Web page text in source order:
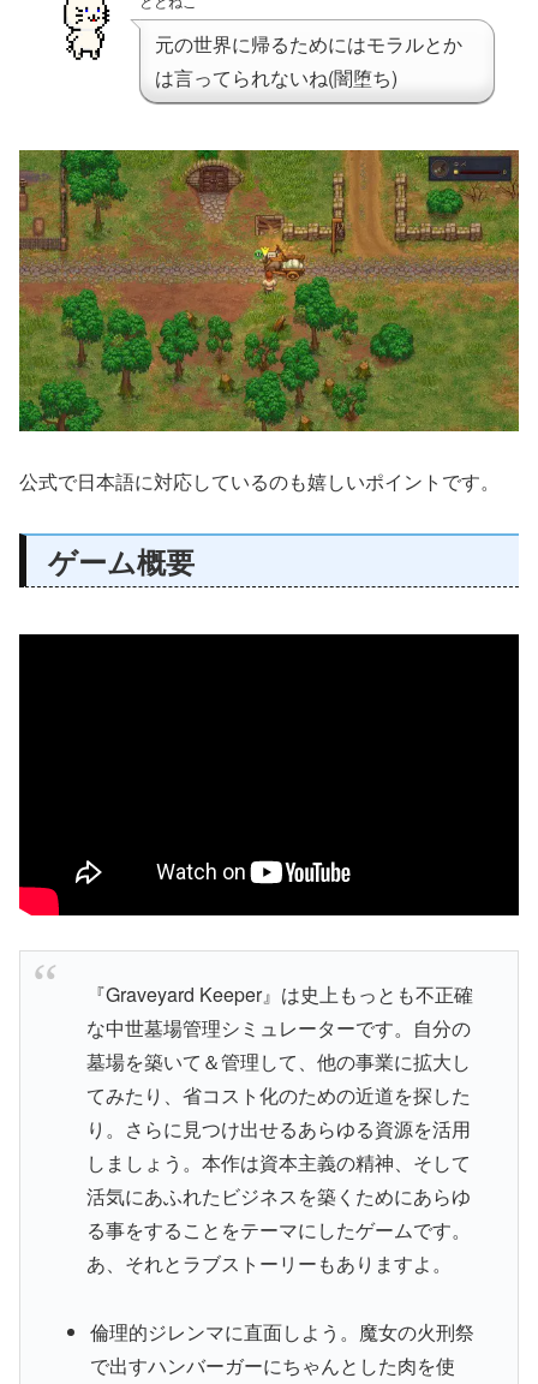
元の世界に帰るためにはモラルとか
は言ってられないね(闇堕ち)
公式で日本語に対応しているのも嬉しいポイントです。
ゲーム概要
『Graveyard Keeper』は史上もっとも不正確
な中世墓場管理シミュレーターです。自分の
墓場を築いて＆管理して、他の事業に拡大し
てみたり、省コスト化のための近道を探した
り。さらに見つけ出せるあらゆる資源を活用
しましょう。本作は資本主義の精神、そして
活気にあふれたビジネスを築くためにあらゆ
る事をすることをテーマにしたゲームです。
あ、それとラブストーリーもありますよ。
倫理的ジレンマに直面しよう。魔女の火刑祭
で出すハンバーガーにちゃんとした肉を使